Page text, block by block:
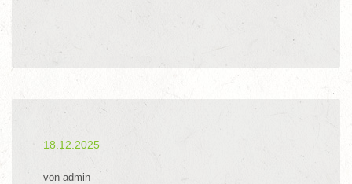
18.12.2025
von admin